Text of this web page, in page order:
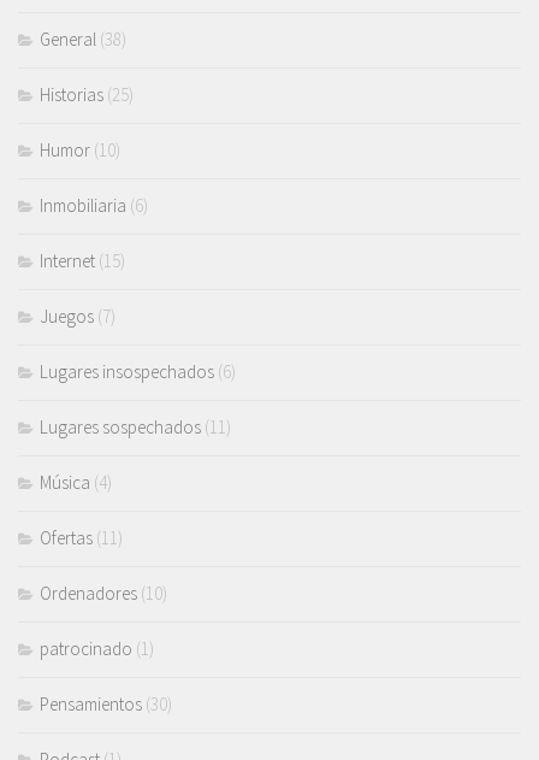
General (38)
Historias (25)
Humor (10)
Inmobiliaria (6)
Internet (15)
Juegos (7)
Lugares insospechados (6)
Lugares sospechados (11)
Música (4)
Ofertas (11)
Ordenadores (10)
patrocinado (1)
Pensamientos (30)